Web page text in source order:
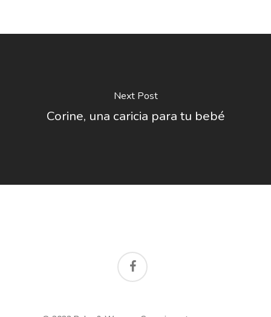
Next Post
Corine, una caricia para tu bebé
facebook